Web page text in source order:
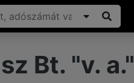
Bt. "v. a."